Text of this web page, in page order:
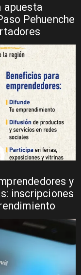
apuesta
Pehuenche
y
inscripciones